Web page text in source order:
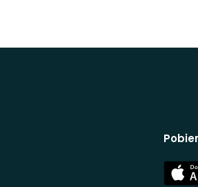
App
Store